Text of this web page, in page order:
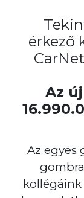
érkező
Az
Az egyes
kollégáink